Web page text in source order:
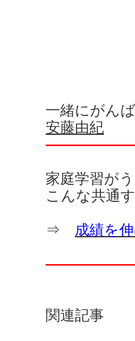
一緒にがん
安藤由紀
家庭学習が
こんな共通
⇒ 成績を
関連記事